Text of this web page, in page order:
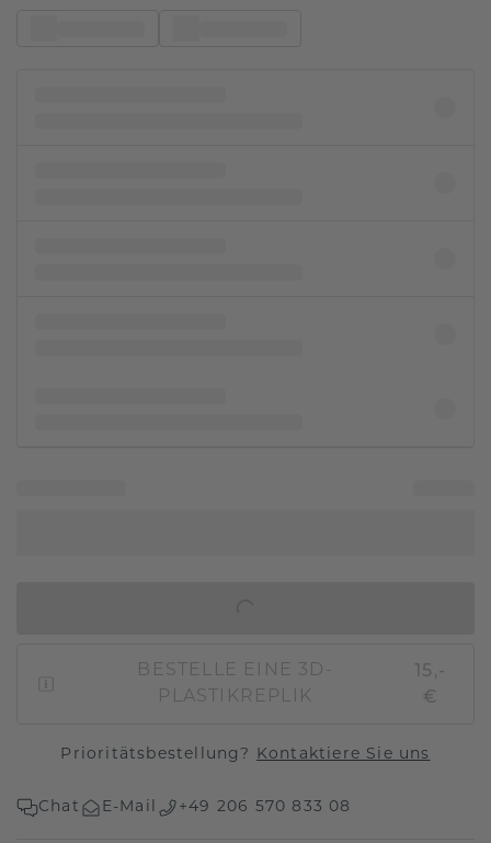
BESTELLE EINE 3D-
PLASTIKREPLIK
15,-
€
Prioritätsbestellung? Kontaktiere Sie uns
Chat E-Mail +49 206 570 833 08